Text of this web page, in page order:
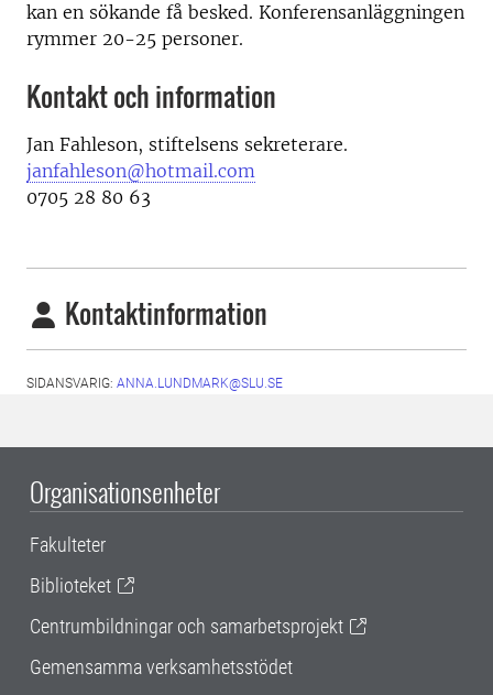
kan en sökande få besked. Konferensanläggningen
rymmer 20-25 personer.
Kontakt och information
Jan Fahleson, stiftelsens sekreterare.
janfahleson@hotmail.com
0705 28 80 63
Kontaktinformation
SIDANSVARIG: ANNA.LUNDMARK@SLU.SE
Organisationsenheter
Fakulteter
Biblioteket
Centrumbildningar och samarbetsprojekt
Gemensamma verksamhetsstödet